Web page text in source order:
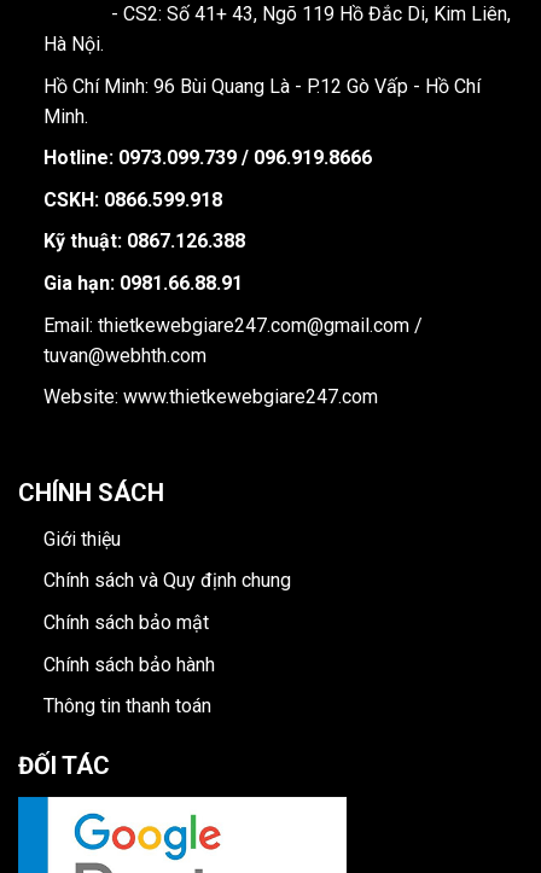
- CS2: Số 41+ 43, Ngõ 119 Hồ Đắc Di, Kim Liên,
Hà Nội.
Hồ Chí Minh: 96 Bùi Quang Là - P.12 Gò Vấp - Hồ Chí
Minh.
Hotline: 0973.099.739 / 096.919.8666
CSKH: 0866.599.918
Kỹ thuật: 0867.126.388
Gia hạn: 0981.66.88.91
Email: thietkewebgiare247.com@gmail.com /
tuvan@webhth.com
Website: www.thietkewebgiare247.com
CHÍNH SÁCH
Giới thiệu
Chính sách và Quy định chung
Chính sách bảo mật
Chính sách bảo hành
Thông tin thanh toán
ĐỐI TÁC